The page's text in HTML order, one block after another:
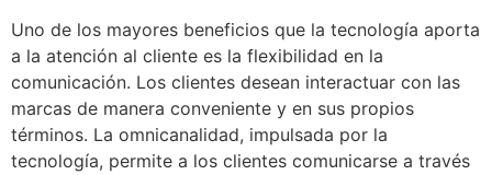
Uno de los mayores beneficios que la tecnología aporta
a la atención al cliente es la flexibilidad en la
comunicación. Los clientes desean interactuar con las
marcas de manera conveniente y en sus propios
términos. La omnicanalidad, impulsada por la
tecnología, permite a los clientes comunicarse a través